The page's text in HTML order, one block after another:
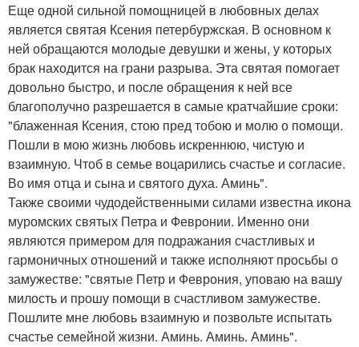
Еще одной сильной помощницей в любовных делах
является святая Ксения петербуржская. В основном к
ней обращаются молодые девушки и жены, у которых
брак находится на грани разрыва. Эта святая помогает
довольно быстро, и после обращения к ней все
благополучно разрешается в самые кратчайшие сроки:
"блаженная Ксения, стою пред тобою и молю о помощи.
Пошли в мою жизнь любовь искреннюю, чистую и
взаимную. Чтоб в семье воцарились счастье и согласие.
Во имя отца и сына и святого духа. Аминь".
Также своими чудодейственными силами известна икона
муромских святых Петра и Февронии. Именно они
являются примером для подражания счастливых и
гармоничных отношений и также исполняют просьбы о
замужестве: "святые Петр и Феврония, уповаю на вашу
милость и прошу помощи в счастливом замужестве.
Пошлите мне любовь взаимную и позвольте испытать
счастье семейной жизни. Аминь. Аминь. Аминь".